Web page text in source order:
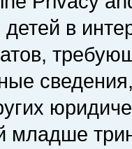
в
младше